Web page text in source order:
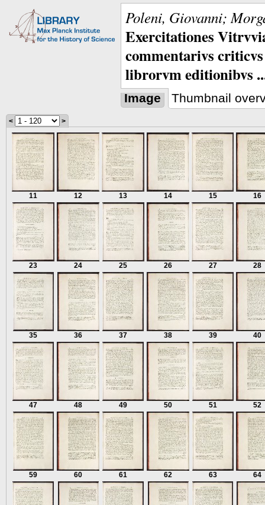
Poleni, Giovanni;
Exercitationes
commentarivs
librorvm editionibvs
Image Thumbnail
< >
11 12 13 14 15 16
23 24 25 26 27 28
35 36 37 38 39 40
47 48 49 50 51 52
59 60 61 62 63 64